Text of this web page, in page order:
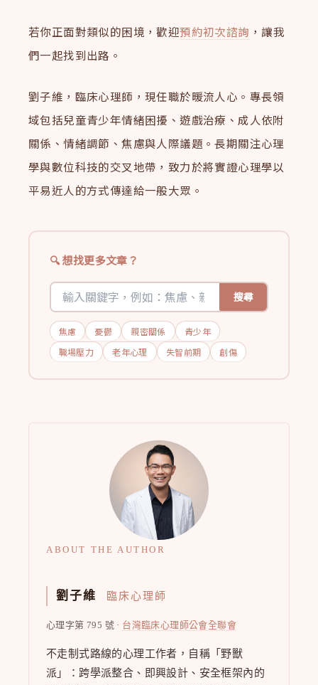
若你正面對類似的困境，歡迎預約初次諮詢 ，讓我
們一起找到出路。
劉子維，臨床心理師，現任職於暖流人心。專長領
域包括兒童青少年情緒困擾、遊戲治療、成人依附
關係、情緒調節、焦慮與人際議題。長期關注心理
學與數位科技的交叉地帶，致力於將實證心理學以
平易近人的方式傳達給一般大眾。
想找更多文章？
搜尋
焦慮 憂鬱 親密關係
青少年
職場壓力
老年心理 失智前期 創傷
ABOUT THE AUTHOR
劉子維 臨床心理師
心理字第 795 號 · 台灣臨床心理師公會全聯會
不走制式路線的心理工作者，自稱「野獸
派」：跨學派整合、即興設計、安全框架內的